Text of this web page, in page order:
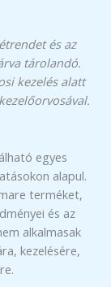
és az
tárolandó.
kezelés alatt
egyes
alapul.
terméket,
és az
alkalmasak
kezelésére,